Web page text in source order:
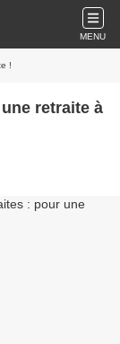
MENU
!
retraite à